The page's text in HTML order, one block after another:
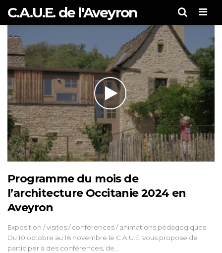
C.A.U.E. de l'Aveyron
Programme du mois de
l’architecture Occitanie 2024 en
Aveyron
Exposition / visites / conférences / animations pédagogiques
Du 10 octobre au 16 novembre le C.A.U.E. vous propose de
participer à des conférences, de…